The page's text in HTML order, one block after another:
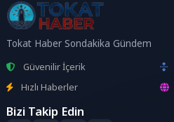
Tokat Haber Sondakika Gündem
Güvenilir İçerik
Hızlı Haberler
Bizi Takip Edin